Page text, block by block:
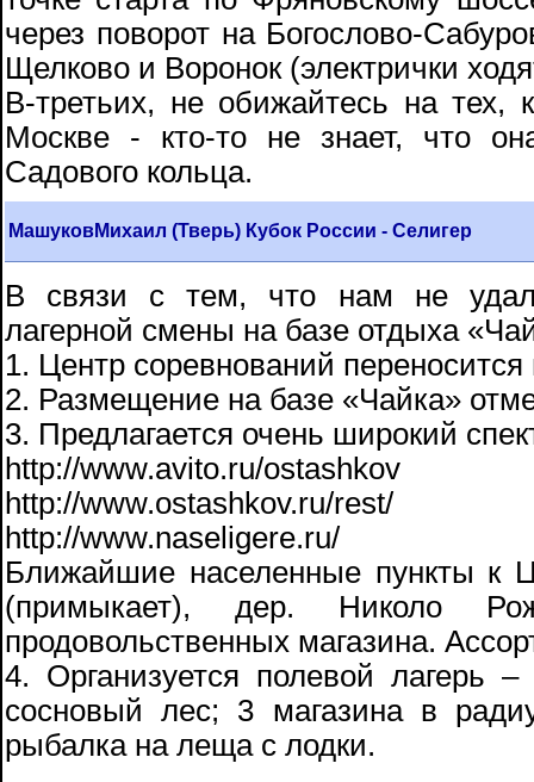
через поворот на Богослово-
Щелково и Воронок (электрички
В-третьих, не обижайтесь на тех,
Москве - кто-то не знает, что
Садового кольца.
МашуковМихаил (Тверь) Кубок России - Селигер
В связи с тем, что нам не
лагерной смены на базе отдыха
1. Центр соревнований
2. Размещение на базе «Чайка»
3. Предлагается очень широкий
http://www.avito.ru/ostashkov
http://www.ostashkov.ru/rest/
http://www.naseligere.ru/
Ближайшие населенные пункты к
(примыкает), дер. Николо
продовольственных магазина.
4. Организуется полевой лагерь
сосновый лес; 3 магазина в
рыбалка на леща с лодки.